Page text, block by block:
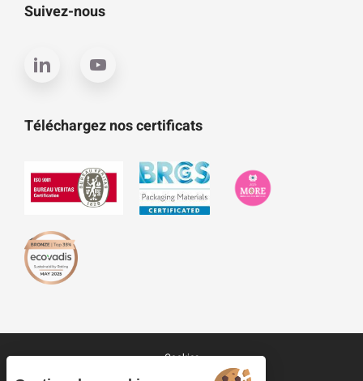
Suivez-nous
Téléchargez nos certificats
Cookies